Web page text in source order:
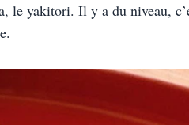
le yakitori. Il y a du niveau,